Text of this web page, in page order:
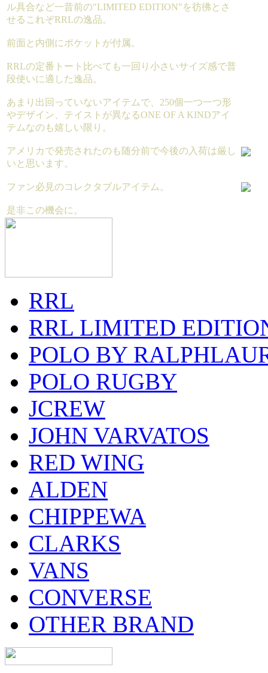
ル具合など一昔前の"LIMITED EDITION"を彷彿とさ
せるこれぞRRLの逸品。
前面と内側にポケットが付属。
RRLの定番トート比べても一回り小さいサイズ感で普
段使いに適した逸品。
あまり出回っていないアイテムで、250個一つ一つ形
やデザイン、テイストが異なるONE OF A KINDアイ
テムなのも嬉しい限り。
アメリカで発売されたのも随分前で今後の入荷は厳し
いと思います。
ファン必見のコレクタブルアイテム。
是非この機会に。
RRL
RRL LIMITED
POLO BY
POLO RUGBY
JCREW
JOHN VARVATOS
RED WING
ALDEN
CHIPPEWA
CLARKS
VANS
CONVERSE
OTHER BRAND